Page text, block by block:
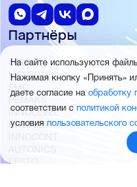
Партнёры
ОВЕН
MEYERTEC
EMC
PEMAKS
INNOLEVEL
INNOVERT
INNOCONT
AUTONICS
FESTO
На сайте используются
Нажимая кнопку «Принять»
даете согласие на обработку
соответствии с политикой
условияпользовательского